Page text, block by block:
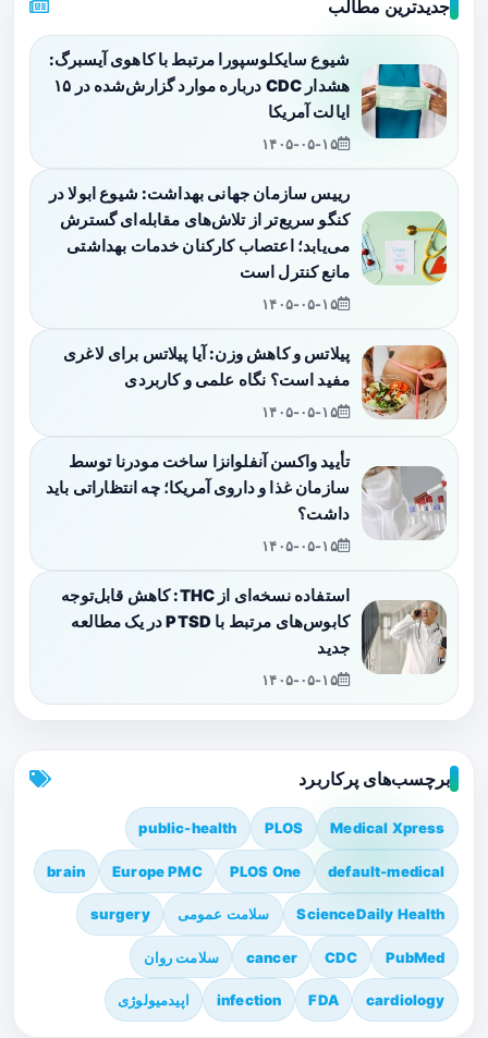
جدیدترین مطالب
شیوع سایکلوسپورا مرتبط با کاهوی آیسبرگ:
هشدار CDC درباره موارد گزارش‌شده در ۱۵
ایالت آمریکا
۱۴۰۵-۰۵-۱۵
رییس سازمان جهانی بهداشت: شیوع ابولا در
کنگو سریع‌تر از تلاش‌های مقابله‌ای گسترش
می‌یابد؛ اعتصاب کارکنان خدمات بهداشتی
مانع کنترل است
۱۴۰۵-۰۵-۱۵
پیلاتس و کاهش وزن: آیا پیلاتس برای لاغری
مفید است؟ نگاه علمی و کاربردی
۱۴۰۵-۰۵-۱۵
تأیید واکسن آنفلوانزا ساخت مودرنا توسط
سازمان غذا و داروی آمریکا؛ چه انتظاراتی باید
داشت؟
۱۴۰۵-۰۵-۱۵
استفاده نسخه‌ای از THC: کاهش قابل‌توجه
کابوس‌های مرتبط با PTSD در یک مطالعه
جدید
۱۴۰۵-۰۵-۱۵
برچسب‌های پرکاربرد
Medical Xpress
PLOS
public-health
default-medical
PLOS One
Europe PMC
brain
ScienceDaily Health سلامت عمومی surgery
PubMed
CDC
cancer سلامت روان
cardiology
FDA
infection اپیدمیولوژی